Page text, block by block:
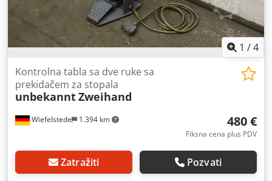
1 /4
Wiefelstede 1.394 km
Kontrolna tabla sa dve ruke sa
prekidačem za stopala
unbekanntZweihand
480 €
Fiksna cena plus PDV
Zatražiti Pozvati